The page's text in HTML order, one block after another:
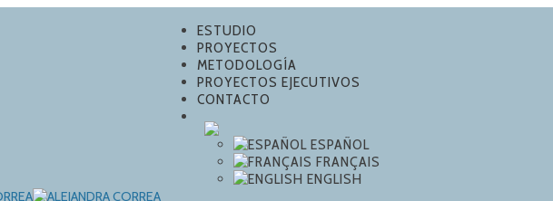
ESTUDIO
PROYECTOS
METODOLOGÍA
PROYECTOS EJECUTIVOS
CONTACTO
ESPAÑOL
FRANÇAIS
ENGLISH